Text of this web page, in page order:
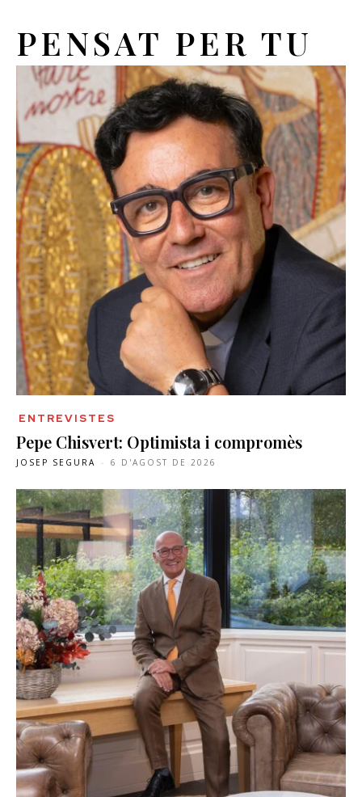
PENSAT PER TU
ENTREVISTES
Pepe Chisvert: Optimista i compromès
JOSEP SEGURA - 6 D'AGOST DE 2026